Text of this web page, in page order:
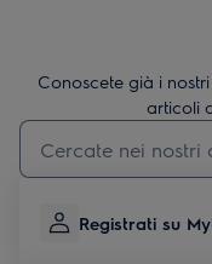
Conoscete già i
articoli
Inserisci il termine di
Registrati su